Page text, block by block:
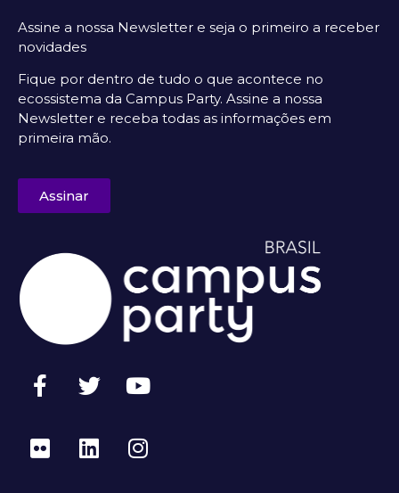
Assine a nossa Newsletter e seja o primeiro a receber
novidades
Fique por dentro de tudo o que acontece no
ecossistema da Campus Party. Assine a nossa
Newsletter e receba todas as informações em
primeira mão.
Assinar